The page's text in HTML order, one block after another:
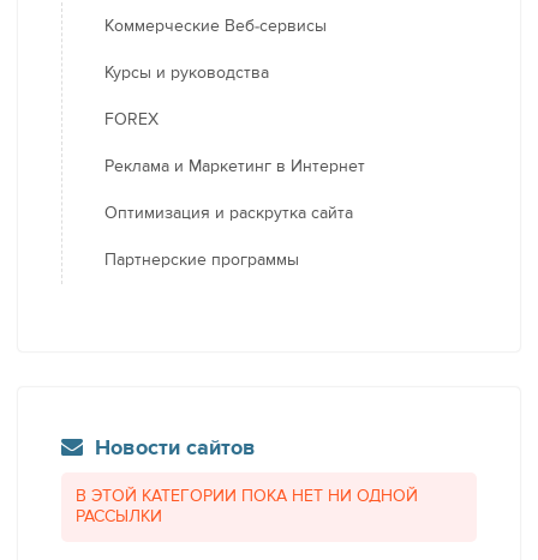
Коммерческие Веб-сервисы
Курсы и руководства
FOREX
Реклама и Маркетинг в Интернет
Оптимизация и раскрутка сайта
Партнерские программы
Новости сайтов
В ЭТОЙ КАТЕГОРИИ ПОКА НЕТ НИ ОДНОЙ
РАССЫЛКИ